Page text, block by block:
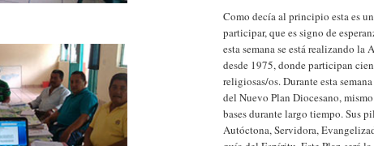
Como decía al principio esta es
participar, que es signo de
esta semana se está realizando
desde 1975, donde participan
religiosas/os. Durante esta
del Nuevo Plan Diocesano,
bases durante largo tiempo. Sus
Autóctona, Servidora,